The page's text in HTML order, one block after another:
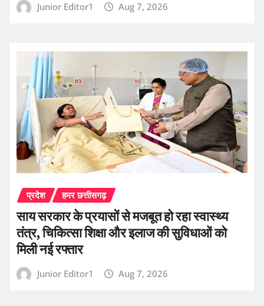
Junior Editor1 Aug 7, 2026
प्रदेश हमर छत्तीसगढ़
साय सरकार के प्रयासों से मजबूत हो रहा स्वास्थ्य
तंत्र, चिकित्सा शिक्षा और इलाज की सुविधाओं को
मिली नई रफ्तार
Junior Editor1 Aug 7, 2026